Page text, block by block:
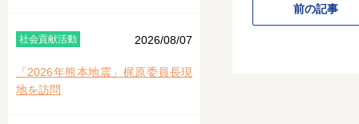
前の記事
社会貢献活動 2026/08/07
「2026年熊本地震」梶原委員長現
地を訪問